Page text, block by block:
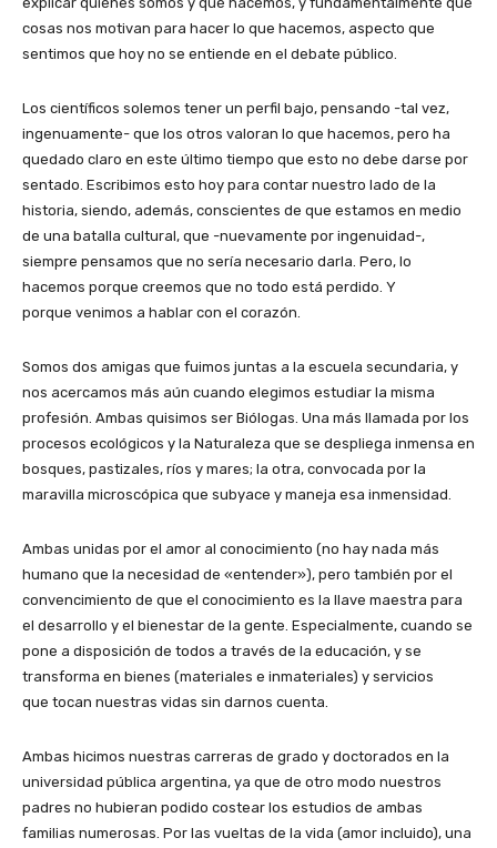
cosas nos motivan para hacer lo que hacemos, aspecto que
sentimos que hoy no se entiende en el debate público.
Los científicos solemos tener un perfil bajo, pensando -tal vez,
ingenuamente- que los otros valoran lo que hacemos, pero ha
quedado claro en este último tiempo que esto no debe darse por
sentado. Escribimos esto hoy para contar nuestro lado de la
historia, siendo, además, conscientes de que estamos en medio
de una batalla cultural, que -nuevamente por ingenuidad-,
siempre pensamos que no sería necesario darla. Pero, lo
hacemos porque creemos que no todo está perdido. Y
porque venimos a hablar con el corazón.
Somos dos amigas que fuimos juntas a la escuela secundaria, y
nos acercamos más aún cuando elegimos estudiar la misma
profesión. Ambas quisimos ser Biólogas. Una más llamada por los
procesos ecológicos y la Naturaleza que se despliega inmensa en
bosques, pastizales, ríos y mares; la otra, convocada por la
maravilla microscópica que subyace y maneja esa inmensidad.
Ambas unidas por el amor al conocimiento (no hay nada más
humano que la necesidad de «entender»), pero también por el
convencimiento de que el conocimiento es la llave maestra para
el desarrollo y el bienestar de la gente. Especialmente, cuando se
pone a disposición de todos a través de la educación, y se
transforma en bienes (materiales e inmateriales) y servicios
que tocan nuestras vidas sin darnos cuenta.
Ambas hicimos nuestras carreras de grado y doctorados en la
universidad pública argentina, ya que de otro modo nuestros
padres no hubieran podido costear los estudios de ambas
familias numerosas. Por las vueltas de la vida (amor incluido), una